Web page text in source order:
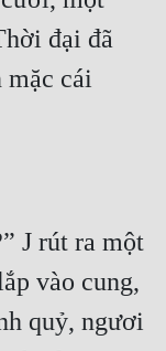
đại đã
cái
J rút ra một
vào cung,
quỷ, ngươi